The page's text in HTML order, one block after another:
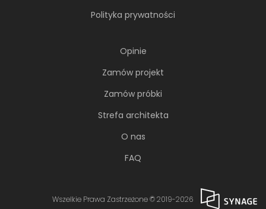
Polityka prywatności
Opinie
Zamów projekt
Zamów próbki
Strefa architekta
O nas
FAQ
Wszelkie Prawa Zastrzeżone © 2019-2026